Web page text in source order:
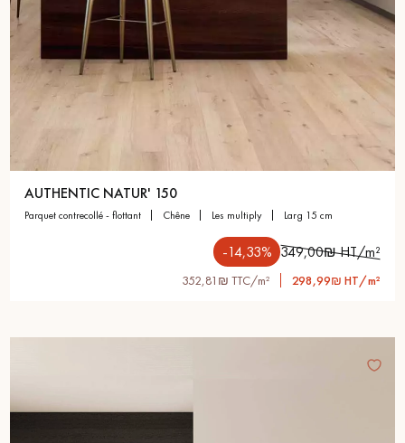
AUTHENTIC NATUR' 150
parquet contrecollé - flottant chêne les multiply larg 15 cm
-14,33% 349,00₪ HT/m²
352,81₪ TTC/m² 298,99₪ HT/m²